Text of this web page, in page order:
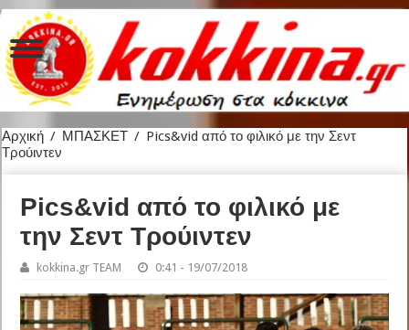
Αρχική / ΜΠΑΣΚΕΤ / Pics&vid από το φιλικό με την Σεντ
Τρούιντεν
Pics&vid από το φιλικό με
την Σεντ Τρούιντεν
kokkina.gr TEAM 0:41 - 19/07/2018